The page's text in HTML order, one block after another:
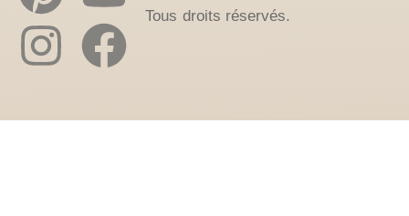
Tous droits réservés.